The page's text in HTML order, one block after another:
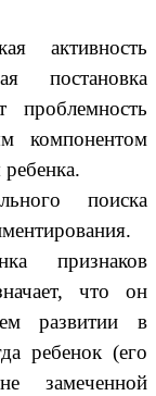
активность
постановка
компонентом
поиска
признаков
что он
развитии в
ребенок (его
замеченной